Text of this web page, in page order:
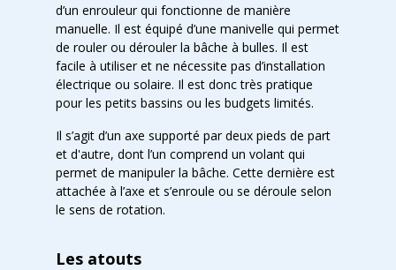
d’un enrouleur qui fonctionne de manière
manuelle. Il est équipé d’une manivelle qui permet
de rouler ou dérouler la bâche à bulles. Il est
facile à utiliser et ne nécessite pas d’installation
électrique ou solaire. Il est donc très pratique
pour les petits bassins ou les budgets limités.
Il s’agit d’un axe supporté par deux pieds de part
et d'autre, dont l’un comprend un volant qui
permet de manipuler la bâche. Cette dernière est
attachée à l’axe et s’enroule ou se déroule selon
le sens de rotation.
Les atouts